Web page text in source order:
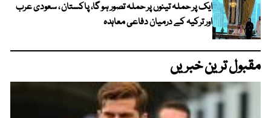
ایک پر حملہ تینوں پر حملہ تصور ہو گا، پاکستان ، سعودی عرب
اور ترکیہ کے درمیان دفاعی معاہدہ
مقبول ترین خبریں